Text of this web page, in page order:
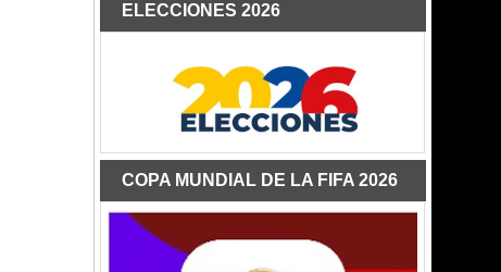
ELECCIONES 2026
COPA MUNDIAL DE LA FIFA 2026